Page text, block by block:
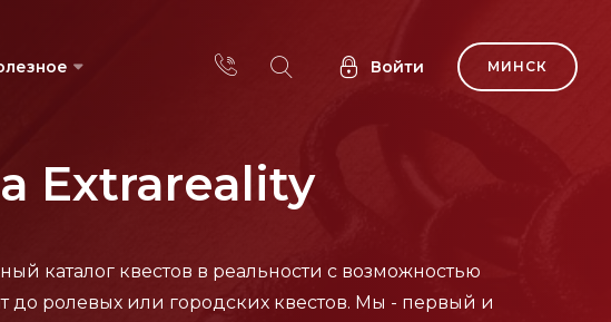
Войти МИНСК
Extrareality
каталог квестов в реальности с возможностью
до ролевых или городских квестов. Мы - первый и